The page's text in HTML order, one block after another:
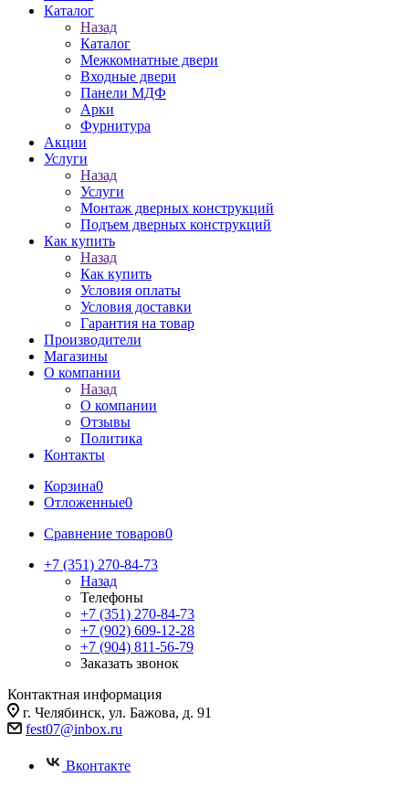
Каталог
Назад
Каталог
Межкомнатные двери
Входные двери
Панели МДФ
Арки
Фурнитура
Акции
Услуги
Назад
Услуги
Монтаж дверных конструкций
Подъем дверных конструкций
Как купить
Назад
Как купить
Условия оплаты
Условия доставки
Гарантия на товар
Производители
Магазины
О компании
Назад
О компании
Отзывы
Политика
Контакты
Корзина0
Отложенные0
Сравнение товаров0
+7 (351) 270-84-73
Назад
Телефоны
+7 (351) 270-84-73
+7 (902) 609-12-28
+7 (904) 811-56-79
Заказать звонок
Контактная информация
г. Челябинск, ул. Бажова, д. 91
fest07@inbox.ru
Вконтакте